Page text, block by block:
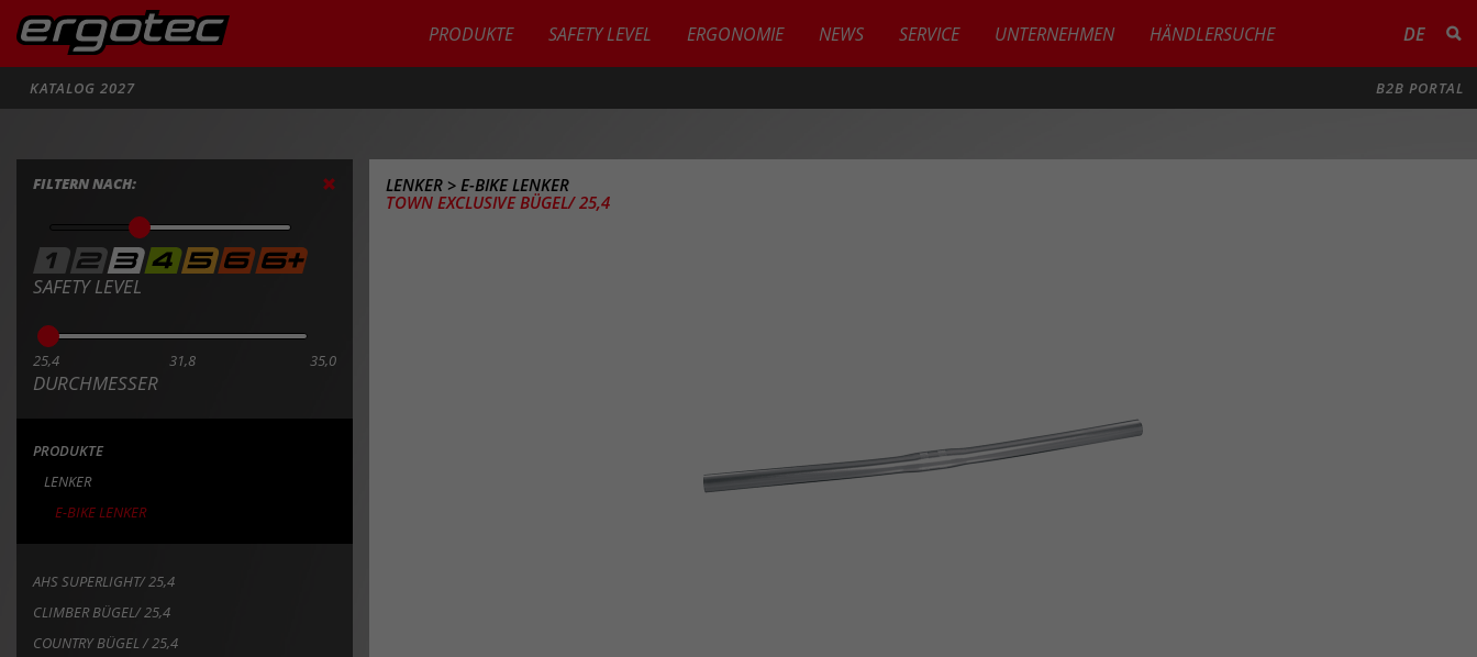
PRODUKTE SAFETY LEVEL ERGONOMIE NEWS SERVICE UNTERNEHMEN HÄNDLERSUCHE DE
KATALOG 2027 B2B PORTAL
FILTERN NACH:
SAFETY LEVEL
25,4 31,8 35,0
DURCHMESSER
PRODUKTE
LENKER
E-BIKE LENKER
AHS SUPERLIGHT/ 25,4
CLIMBER BÜGEL/ 25,4
COUNTRY BÜGEL / 25,4
LENKER > E-BIKE LENKER
TOWN EXCLUSIVE BÜGEL/ 25,4